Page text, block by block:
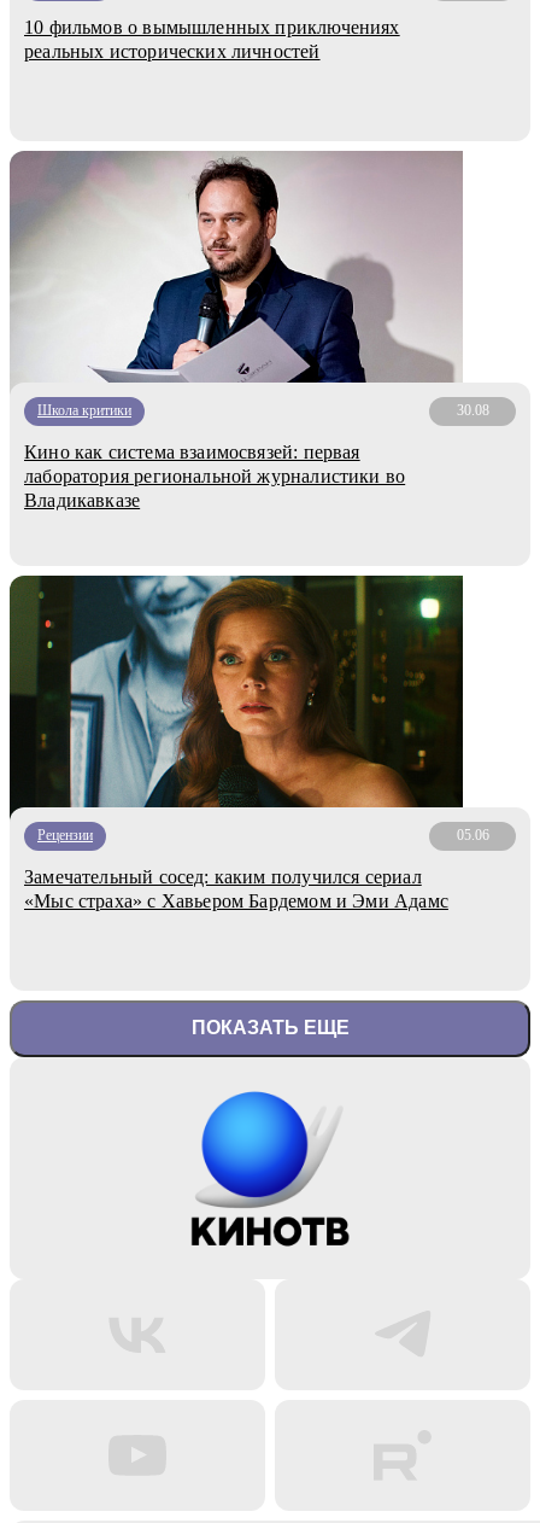
10 фильмов о вымышленных приключениях
реальных исторических личностей
Школа критики 30.08
Кино как система взаимосвязей: первая
лаборатория региональной журналистики во
Владикавказе
Рецензии 05.06
Замечательный сосед: каким получился сериал
«Мыс страха» с Хавьером Бардемом и Эми Адамс
ПОКАЗАТЬ ЕЩЕ